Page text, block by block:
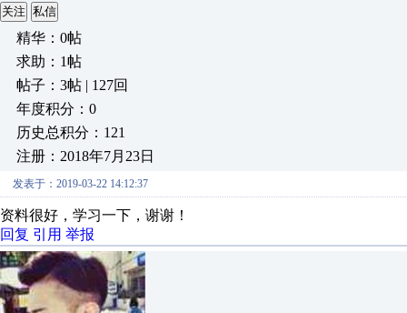
关注 私信
精华：0帖
求助：1帖
帖子：3帖 | 127回
年度积分：0
历史总积分：121
注册：2018年7月23日
发表于：2019-03-22 14:12:37
资料很好，学习一下，谢谢！
回复 引用 举报